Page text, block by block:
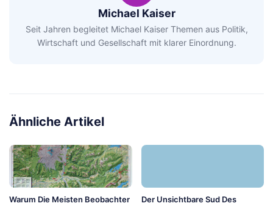
Michael Kaiser
Seit Jahren begleitet Michael Kaiser Themen aus Politik,
Wirtschaft und Gesellschaft mit klarer Einordnung.
Ähnliche Artikel
Warum Die Meisten Beobachter
Der Unsichtbare Sud Des